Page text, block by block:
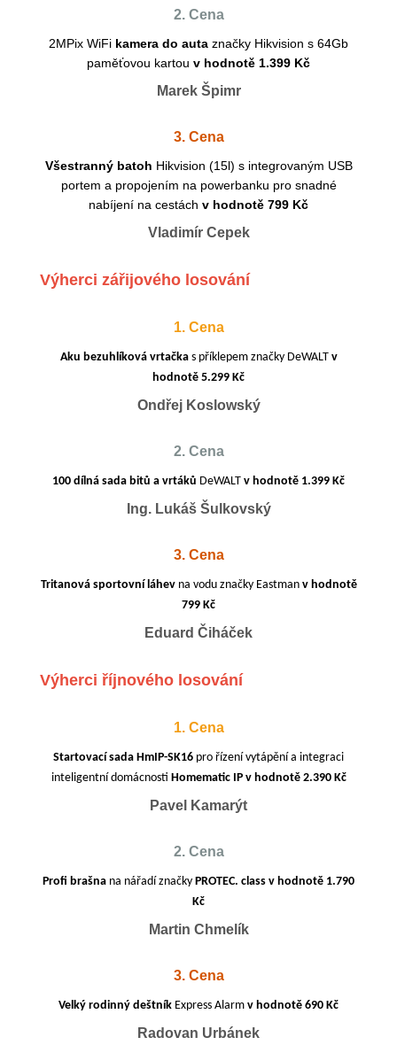
2. Cena
2MPix WiFi kamera do auta značky Hikvision s 64Gb
paměťovou kartou v hodnotě 1.399 Kč
Marek Špimr
3. Cena
Všestranný batoh Hikvision (15l) s integrovaným USB
portem a propojením na powerbanku pro snadné
nabíjení na cestách v hodnotě 799 Kč
Vladimír Cepek
Výherci zářijového losování
1. Cena
Aku bezuhlíková vrtačkas příklepem značky DeWALT v
hodnotě 5.299 Kč
Ondřej Koslowský
2. Cena
100 dílná sada bitů a vrtáků DeWALT v hodnotě 1.399 Kč
Ing. Lukáš Šulkovský
3. Cena
Tritanová sportovní láhevna vodu značky Eastman v hodnotě
799 Kč
Eduard Čiháček
Výherci říjnového losování
1. Cena
Startovací sada HmIP-SK16 pro řízení vytápění a integraci
inteligentní domácnosti Homematic IP v hodnotě 2.390 Kč
Pavel Kamarýt
2. Cena
Profi brašna na nářadí značky PROTEC. class v hodnotě 1.790
Kč
Martin Chmelík
3. Cena
Velký rodinný deštník Express Alarm v hodnotě 690 Kč
Radovan Urbánek